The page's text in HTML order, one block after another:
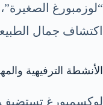
“لوزمبورغ
اكتشاف جمال
الأنشطة الترفيهية
لوكسمبورغ تستضيف